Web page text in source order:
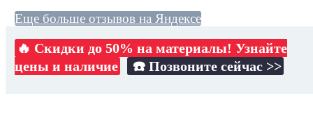
Еще больше отзывов на Яндексе
🔥 Скидки до 50% на материалы! Узнайте
цены и наличие
☎️ Позвоните сейчас >>